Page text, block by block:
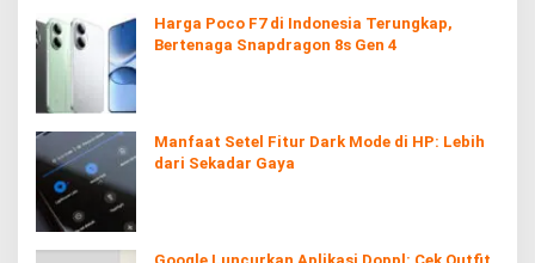
Harga Poco F7 di Indonesia Terungkap,
Bertenaga Snapdragon 8s Gen 4
Manfaat Setel Fitur Dark Mode di HP: Lebih
dari Sekadar Gaya